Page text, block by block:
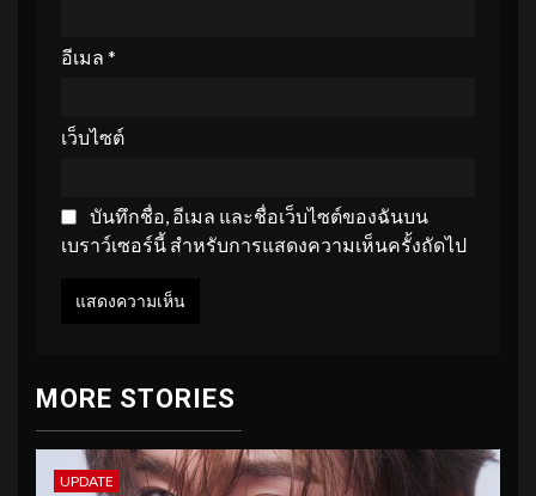
อีเมล *
เว็บไซต์
บันทึกชื่อ, อีเมล และชื่อเว็บไซต์ของฉันบน
เบราว์เซอร์นี้ สำหรับการแสดงความเห็นครั้งถัดไป
MORE STORIES
UPDATE